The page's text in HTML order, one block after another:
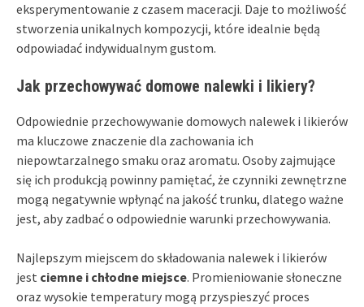
eksperymentowanie z czasem maceracji. Daje to możliwość
stworzenia unikalnych kompozycji, które idealnie będą
odpowiadać indywidualnym gustom.
Jak przechowywać domowe nalewki i likiery?
Odpowiednie przechowywanie domowych nalewek i likierów
ma kluczowe znaczenie dla zachowania ich
niepowtarzalnego smaku oraz aromatu. Osoby zajmujące
się ich produkcją powinny pamiętać, że czynniki zewnętrzne
mogą negatywnie wpłynąć na jakość trunku, dlatego ważne
jest, aby zadbać o odpowiednie warunki przechowywania.
Najlepszym miejscem do składowania nalewek i likierów
jest ciemne i chłodne miejsce. Promieniowanie słoneczne
oraz wysokie temperatury mogą przyspieszyć proces